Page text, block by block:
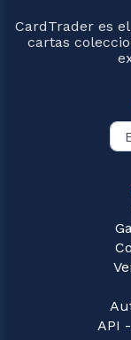
CardTrader es
cartas
API